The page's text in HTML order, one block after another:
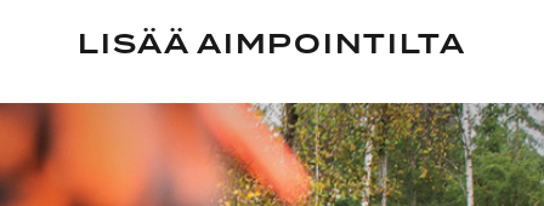
LISÄÄ AIMPOINTILTA